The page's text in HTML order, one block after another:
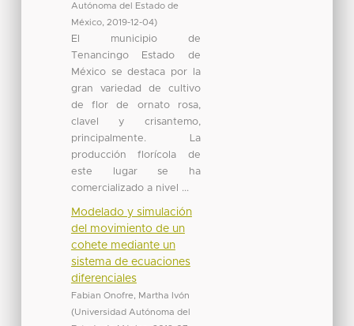
Autónoma del Estado de
México, 2019-12-04)
El municipio de
Tenancingo Estado de
México se destaca por la
gran variedad de cultivo
de flor de ornato rosa,
clavel y crisantemo,
principalmente. La
producción florícola de
este lugar se ha
comercializado a nivel ...
Modelado y simulación
del movimiento de un
cohete mediante un
sistema de ecuaciones
diferenciales
Fabian Onofre, Martha Ivón
(Universidad Autónoma del